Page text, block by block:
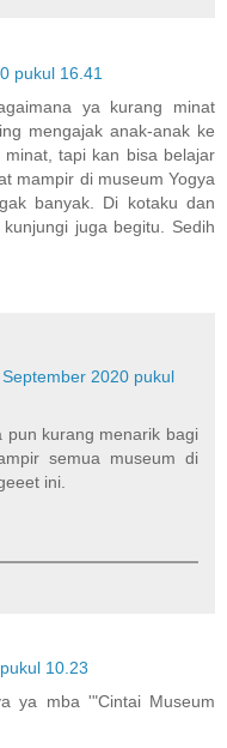
pukul 16.41
ya kurang minat
mengajak anak-anak ke
tapi kan bisa belajar
mampir di museum Yogya
banyak. Di kotaku dan
juga begitu. Sedih
September 2020 pukul
pun kurang menarik bagi
semua museum di
ini.
10.23
ya mba '"Cintai Museum